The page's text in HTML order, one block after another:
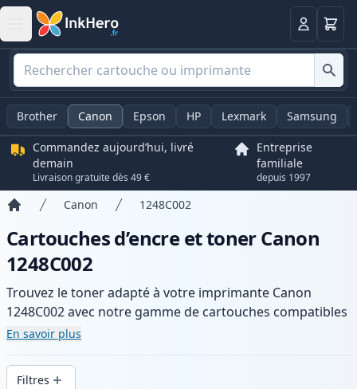
Panier
Brother Canon Epson HP Lexmark Samsung
Commandez aujourd’hui, livré
demain
Livraison gratuite dès 49 €
Entreprise
familiale
depuis 1997
Canon 1248C002
Cartouches d’encre et toner Canon
1248C002
Trouvez le toner adapté à votre imprimante Canon
1248C002 avec notre gamme de cartouches compatibles
et haute capacité. Profitez d’une qualité d’impression
en .
En savoir plus
Filtres